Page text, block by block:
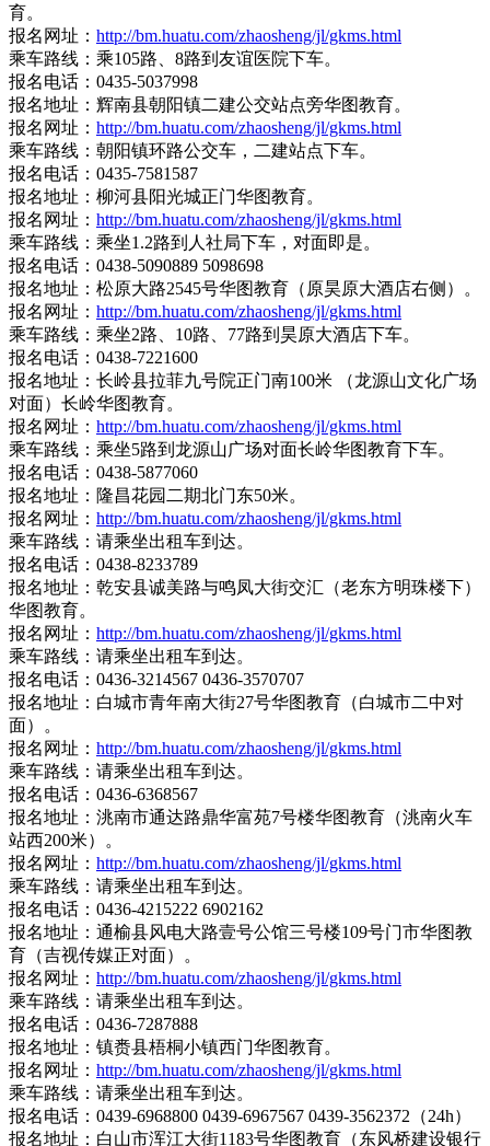
育。
报名网址： http://bm.huatu.com/zhaosheng/jl/gkms.html
乘车路线：乘105路、8路到友谊医院下车。
报名电话：0435-5037998
报名地址：辉南县朝阳镇二建公交站点旁华图教育。
报名网址： http://bm.huatu.com/zhaosheng/jl/gkms.html
乘车路线：朝阳镇环路公交车，二建站点下车。
报名电话：0435-7581587
报名地址：柳河县阳光城正门华图教育。
报名网址： http://bm.huatu.com/zhaosheng/jl/gkms.html
乘车路线：乘坐1.2路到人社局下车，对面即是。
报名电话：0438-5090889 5098698
报名地址：松原大路2545号华图教育（原昊原大酒店右侧）。
报名网址： http://bm.huatu.com/zhaosheng/jl/gkms.html
乘车路线：乘坐2路、10路、77路到昊原大酒店下车。
报名电话：0438-7221600
报名地址：长岭县拉菲九号院正门南100米 （龙源山文化广场
对面）长岭华图教育。
报名网址： http://bm.huatu.com/zhaosheng/jl/gkms.html
乘车路线：乘坐5路到龙源山广场对面长岭华图教育下车。
报名电话：0438-5877060
报名地址：隆昌花园二期北门东50米。
报名网址： http://bm.huatu.com/zhaosheng/jl/gkms.html
乘车路线：请乘坐出租车到达。
报名电话：0438-8233789
报名地址：乾安县诚美路与鸣凤大街交汇（老东方明珠楼下）
华图教育。
报名网址： http://bm.huatu.com/zhaosheng/jl/gkms.html
乘车路线：请乘坐出租车到达。
报名电话：0436-3214567 0436-3570707
报名地址：白城市青年南大街27号华图教育（白城市二中对
面）。
报名网址： http://bm.huatu.com/zhaosheng/jl/gkms.html
乘车路线：请乘坐出租车到达。
报名电话：0436-6368567
报名地址：洮南市通达路鼎华富苑7号楼华图教育（洮南火车
站西200米）。
报名网址： http://bm.huatu.com/zhaosheng/jl/gkms.html
乘车路线：请乘坐出租车到达。
报名电话：0436-4215222 6902162
报名地址：通榆县风电大路壹号公馆三号楼109号门市华图教
育（吉视传媒正对面）。
报名网址： http://bm.huatu.com/zhaosheng/jl/gkms.html
乘车路线：请乘坐出租车到达。
报名电话：0436-7287888
报名地址：镇赉县梧桐小镇西门华图教育。
报名网址： http://bm.huatu.com/zhaosheng/jl/gkms.html
乘车路线：请乘坐出租车到达。
报名电话：0439-6968800 0439-6967567 0439-3562372（24h）
报名地址：白山市浑江大街1183号华图教育（东风桥建设银行